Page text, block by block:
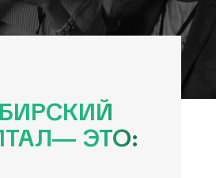
ЭТО: